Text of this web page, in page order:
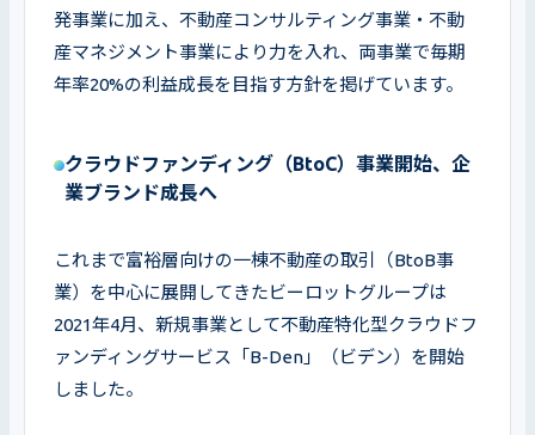
発事業に加え、不動産コンサルティング事業・不動
産マネジメント事業により力を入れ、両事業で毎期
年率20%の利益成長を目指す方針を掲げています。
クラウドファンディング（BtoC）事業開始、企
業ブランド成長へ
これまで富裕層向けの一棟不動産の取引（BtoB事
業）を中心に展開してきたビーロットグループは
2021年4月、新規事業として不動産特化型クラウドフ
ァンディングサービス「B-Den」（ビデン）を開始
しました。